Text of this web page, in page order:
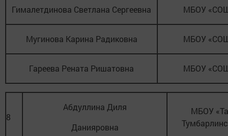
Гималетдинова Светлана Сергеевна МБОУ
Мугинова Карина Радиковна МБОУ
Гареева Рената Ришатовна МБОУ
8
Абдуллина Диля
Данияровна
МБОУ